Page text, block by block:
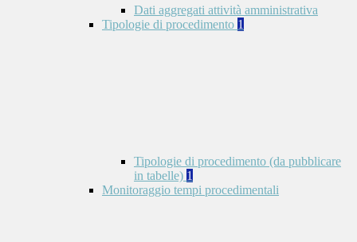
Dati aggregati attività amministrativa
Tipologie di procedimento 1
Tipologie di procedimento (da pubblicare
in tabelle) 1
Monitoraggio tempi procedimentali